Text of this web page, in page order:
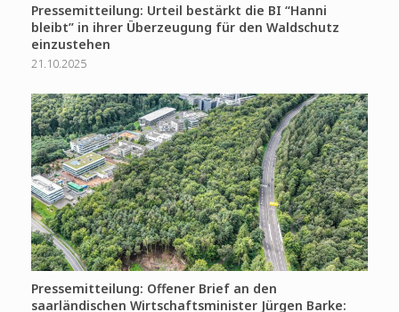
Pressemitteilung: Urteil bestärkt die BI “Hanni
bleibt” in ihrer Überzeugung für den Waldschutz
einzustehen
21.10.2025
Pressemitteilung: Offener Brief an den
saarländischen Wirtschaftsminister Jürgen Barke: